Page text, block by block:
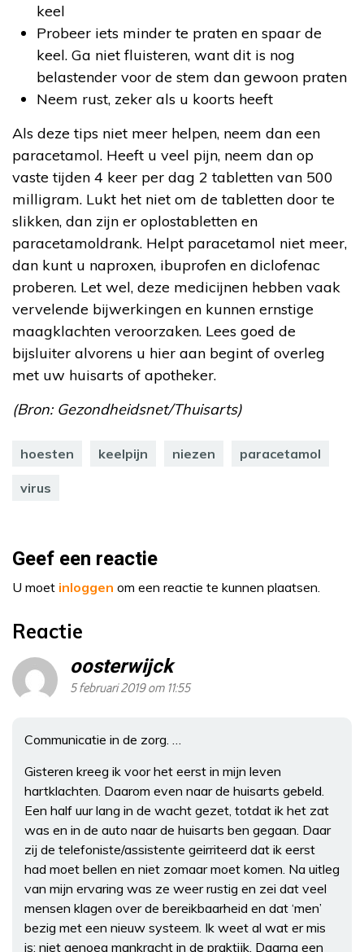
keel
Probeer iets minder te praten en spaar de
keel. Ga niet fluisteren, want dit is nog
belastender voor de stem dan gewoon praten
Neem rust, zeker als u koorts heeft
Als deze tips niet meer helpen, neem dan een
paracetamol. Heeft u veel pijn, neem dan op
vaste tijden 4 keer per dag 2 tabletten van 500
milligram. Lukt het niet om de tabletten door te
slikken, dan zijn er oplostabletten en
paracetamoldrank. Helpt paracetamol niet meer,
dan kunt u naproxen, ibuprofen en diclofenac
proberen. Let wel, deze medicijnen hebben vaak
vervelende bijwerkingen en kunnen ernstige
maagklachten veroorzaken. Lees goed de
bijsluiter alvorens u hier aan begint of overleg
met uw huisarts of apotheker.
(Bron: Gezondheidsnet/Thuisarts)
hoesten keelpijn niezen paracetamol
virus
Geef een reactie
U moet inloggen om een reactie te kunnen plaatsen.
Reactie
oosterwijck
5 februari 2019 om 11:55
Communicatie in de zorg. …
Gisteren kreeg ik voor het eerst in mijn leven
hartklachten. Daarom even naar de huisarts gebeld.
Een half uur lang in de wacht gezet, totdat ik het zat
was en in de auto naar de huisarts ben gegaan. Daar
zij de telefoniste/assistente geirriteerd dat ik eerst
had moet bellen en niet zomaar moet komen. Na uitleg
van mijn ervaring was ze weer rustig en zei dat veel
mensen klagen over de bereikbaarheid en dat ‘men’
bezig met een nieuw systeem. Ik weet al wat er mis
is: niet genoeg mankracht in de praktijk. Daarna een